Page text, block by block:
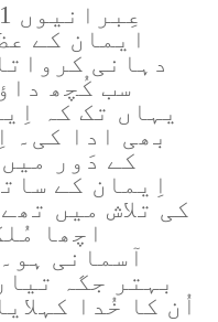
ایمان کے
دہانی
سب کُچھ
یہاں تک کہ
بھی ادا کی۔
کے دَور
اِیمان کے
کی تلاش میں
اچھا
آسمانی
بہتر جگہ
اُن کا خُدا